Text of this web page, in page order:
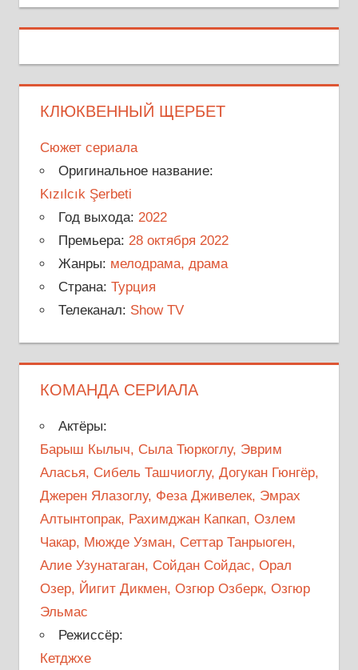
КЛЮКВЕННЫЙ ЩЕРБЕТ
Сюжет сериала
Оригинальное название:
Kızılcık Şerbeti
Год выхода: 2022
Премьера: 28 октября 2022
Жанры: мелодрама, драма
Страна: Турция
Телеканал: Show TV
КОМАНДА СЕРИАЛА
Актёры:
Барыш Кылыч, Сыла Тюркоглу, Эврим
Аласья, Сибель Ташчиоглу, Догукан Гюнгёр,
Джерен Ялазоглу, Феза Дживелек, Эмрах
Алтынтопрак, Рахимджан Капкап, Озлем
Чакар, Мюжде Узман, Сеттар Танрыоген,
Алие Узунатаган, Сойдан Сойдас, Орал
Озер, Йигит Дикмен, Озгюр Озберк, Озгюр
Эльмас
Режиссёр:
Кетджхе